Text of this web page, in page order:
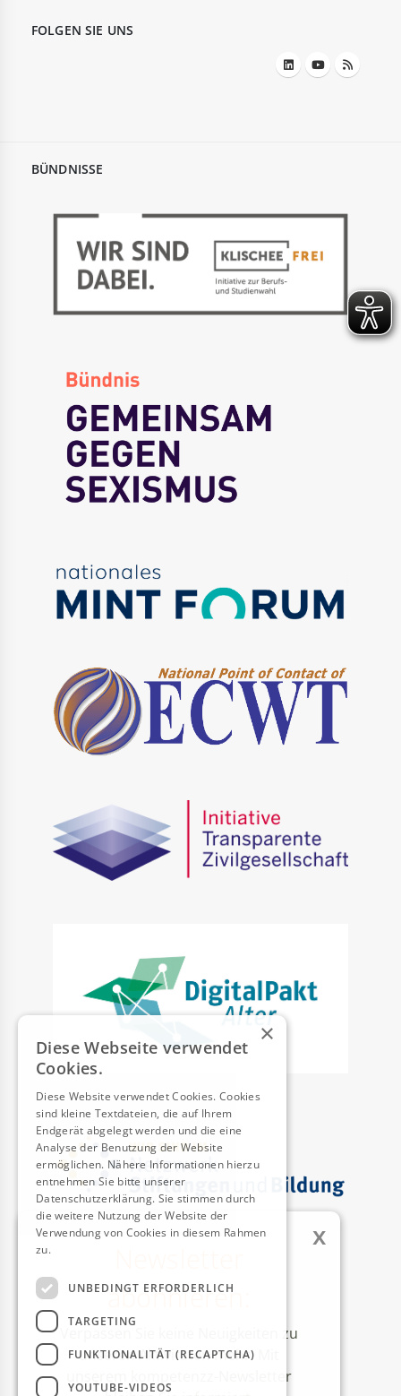
FOLGEN SIE UNS
BÜNDNISSE
AUSZEICHNUNGEN
abonnieren:
Verpassen Sie keine Neuigkeiten zu
unseren Aktivitäten mehr! Mit
unserem kompetenzz-Newsletter
x
×
Diese Webseite verwendet
Cookies.
Diese Website verwendet Cookies. Cookies
sind kleine Textdateien, die auf Ihrem
Endgerät abgelegt werden und die eine
Analyse der Benutzung der Website
ermöglichen. Nähere Informationen hierzu
entnehmen Sie bitte unserer
Datenschutzerklärung. Sie stimmen durch
die weitere Nutzung der Website der
Verwendung von Cookies in diesem Rahmen
zu.
UNBEDINGT ERFORDERLICH
TARGETING
FUNKTIONALITÄT (RECAPTCHA)
YOUTUBE-VIDEOS